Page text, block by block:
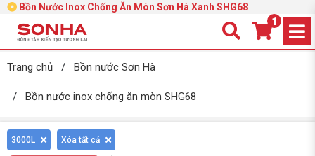
Bồn Nước Inox Chống Ăn Mòn Sơn Hà Xanh SHG68
1
Trang chủ / Bồn nước Sơn Hà
/ Bồn nước inox chống ăn mòn SHG68
3000L Xóa tất cả